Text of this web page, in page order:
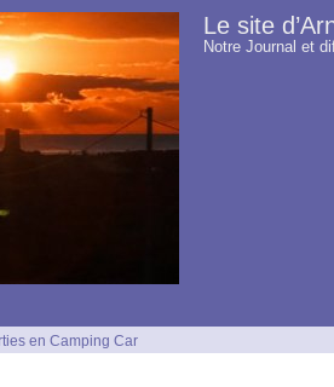
Le site
Notre Journal et
en Camping Car